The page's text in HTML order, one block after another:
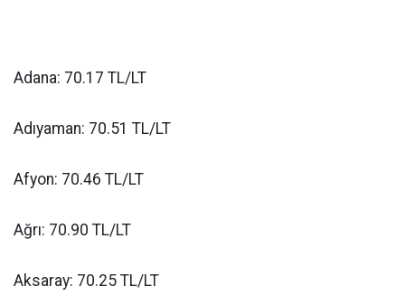
Adana: 70.17 TL/LT
Adıyaman: 70.51 TL/LT
Afyon: 70.46 TL/LT
Ağrı: 70.90 TL/LT
Aksaray: 70.25 TL/LT